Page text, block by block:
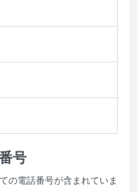
号
の電話番号が含まれていま